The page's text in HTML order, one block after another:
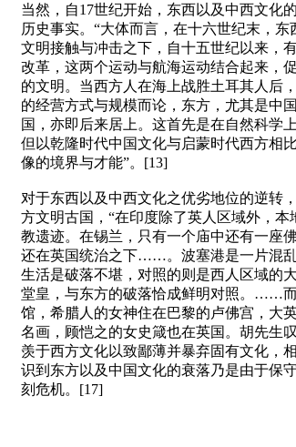
当然，自17世纪开始，东西以及中西文化
历史事实。“大体而言，在十六世纪末，
文明接触与冲击之下，自十五世纪以来，
改革，这两个运动与航海运动结合起来，
的文明。当西方人在海上战胜土耳其人后
的经营方式与规模而论，东方，尤其是中
国，亦即后来居上。这首先是在自然科学
但以乾隆时代中国文化与启蒙时代西方相
像的境界与才能”。[13]
对于东西以及中西文化之优劣地位的逆转
方文明古国，“在印度除了英人区域外，
教遗迹。在锡兰，只有一个庙中还有一座
还在英国统治之下……。波塞港是一片混
生活是破落不堪，对照的则是西人区域的
堂皇，与东方的破落恰成鲜明对照。……
馆，希腊人的女神住在巴黎的卢佛宫，大
名画，顾恺之的女史箴也在英国。胡先生
羡于西方文化以致鄙薄并暴弃固有文化，
识到东方以及中国文化的衰落乃是由于保
刻危机。[17]